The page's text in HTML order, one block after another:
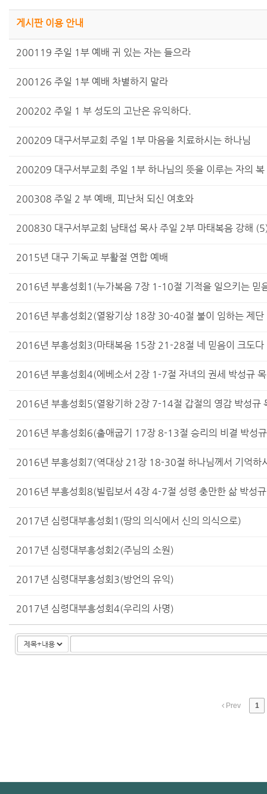
게시판 이용 안내
200119 주일 1부 예배 귀 있는 자는 들으라
200126 주일 1부 예배 차별하지 말라
200202 주일 1 부 성도의 고난은 유익하다.
200209 대구서부교회 주일 1부 마음을 치료하시는 하나님
200209 대구서부교회 주일 1부 하나님의 뜻을 이루는 자의 복
200308 주일 2 부 예배, 피난처 되신 여호와
200830 대구서부교회 남태섭 목사 주일 2부 마태복음 강해
2015년 대구 기독교 부활절 연합 예배
2016년 부흥성회1(누가복음 7장 1-10절 기적을 일으키는 믿
2016년 부흥성회2(열왕기상 18장 30-40절 불이 임하는 제단
2016년 부흥성회3(마태복음 15장 21-28절 네 믿음이 크도다
2016년 부흥성회4(에베소서 2장 1-7절 자녀의 권세 박성규
2016년 부흥성회5(열왕기하 2장 7-14절 갑절의 영감 박성규
2016년 부흥성회6(출애굽기 17장 8-13절 승리의 비결 박성
2016년 부흥성회7(역대상 21장 18-30절 하나님께서 기억하
2016년 부흥성회8(빌립보서 4장 4-7절 성령 충만한 삶 박성
2017년 심령대부흥성회1(땅의 의식에서 신의 의식으로)
2017년 심령대부흥성회2(주님의 소원)
2017년 심령대부흥성회3(방언의 유익)
2017년 심령대부흥성회4(우리의 사명)
Prev 1